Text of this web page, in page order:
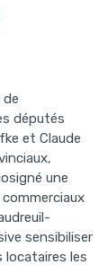
de
députés
et Claude
une
sensibiliser
locataires les